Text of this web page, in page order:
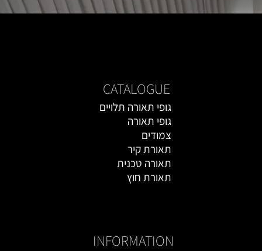
CATALOGUE
גופי תאורה תלויים
גופי תאורה
צמודים
תאורת קיר
תאורה טכנית
תאורת חוץ
INFORMATION